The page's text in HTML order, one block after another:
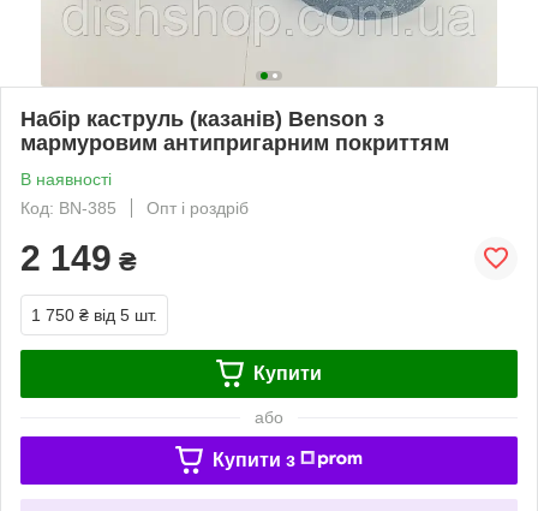
Набір каструль (казанів) Benson з
мармуровим антипригарним покриттям
В наявності
Код: BN-385
Опт і роздріб
2 149 ₴
1 750 ₴ від 5 шт.
Купити
або
Купити з